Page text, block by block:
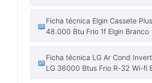
📖
Ficha técnica Elgin Cassete Plus
48.000 Btu Frio 1f Elgin Branco
📖
Ficha técnica LG Ar Cond
LG 36000 Btus Frio R-32 Wi-fi